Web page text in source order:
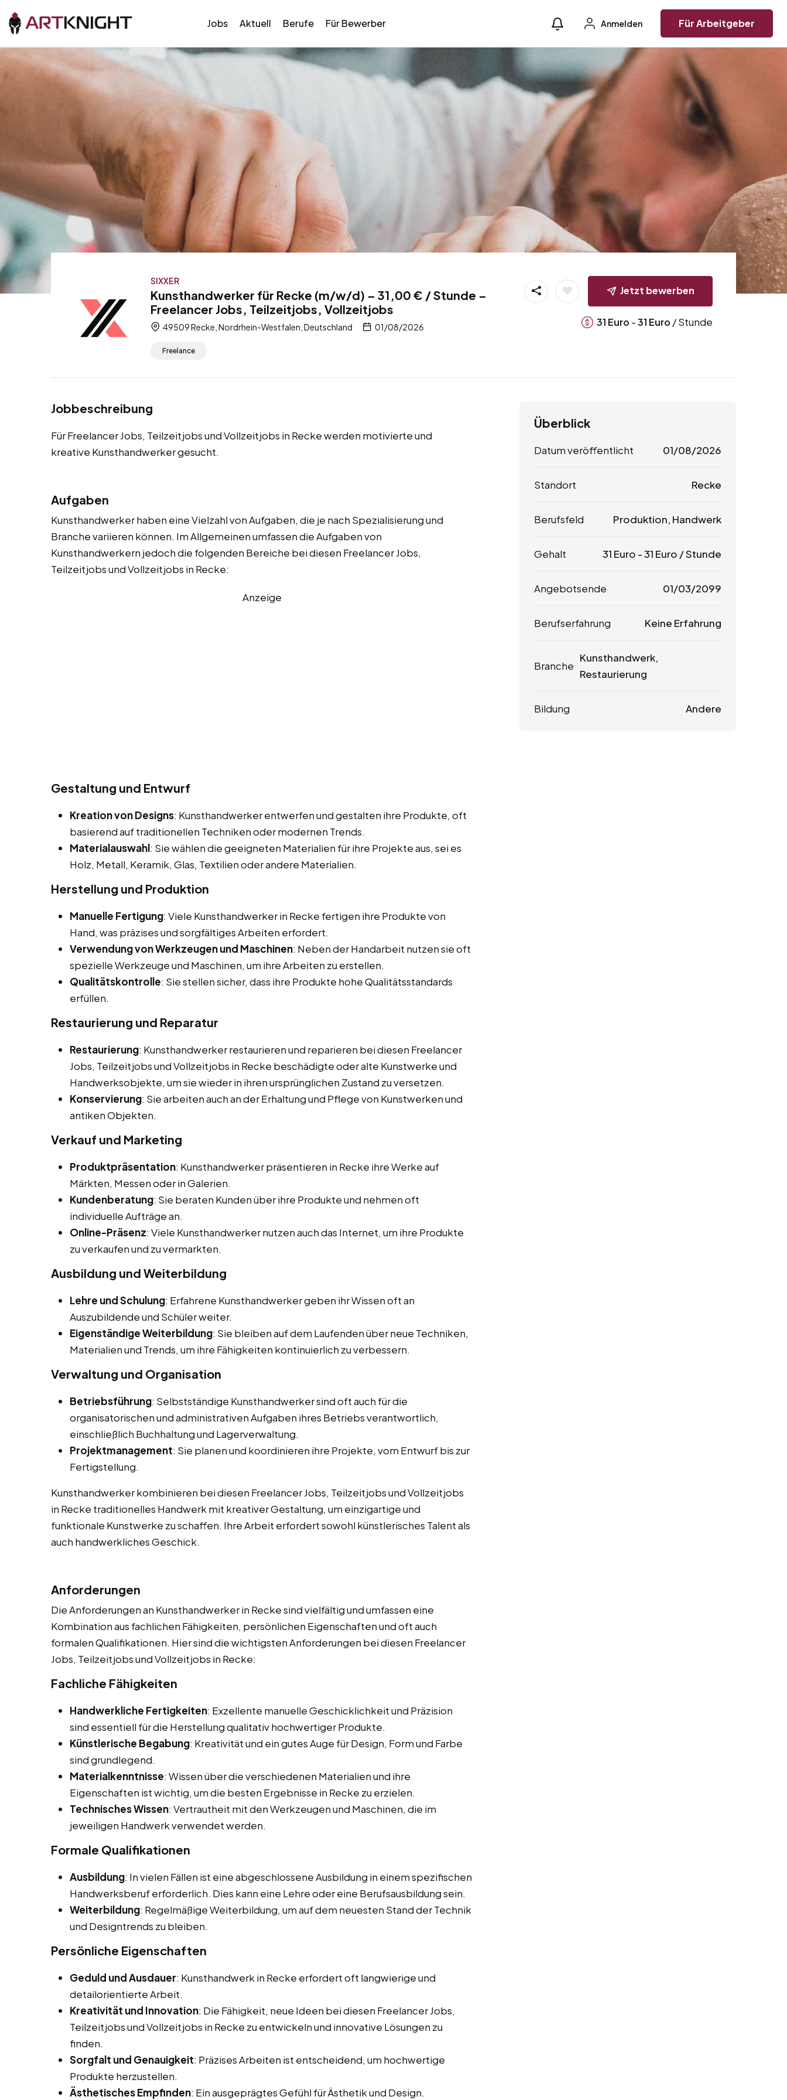
Jobs Aktuell Berufe Für Bewerber Anmelden Für Arbeitgeber
SIXXER
Kunsthandwerker für Recke (m/w/d) – 31,00 € / Stunde –
Freelancer Jobs, Teilzeitjobs, Vollzeitjobs
49509 Recke, Nordrhein-Westfalen, Deutschland 01/08/2026
Freelance
Jetzt bewerben
31 Euro -31 Euro / Stunde
Jobbeschreibung
Für Freelancer Jobs, Teilzeitjobs und Vollzeitjobs in Recke werden motivierte und
kreative Kunsthandwerker gesucht.
Aufgaben
Kunsthandwerker haben eine Vielzahl von Aufgaben, die je nach Spezialisierung und
Branche variieren können. Im Allgemeinen umfassen die Aufgaben von
Kunsthandwerkern jedoch die folgenden Bereiche bei diesen Freelancer Jobs,
Teilzeitjobs und Vollzeitjobs in Recke:
Anzeige
Gestaltung und Entwurf
Kreation von Designs: Kunsthandwerker entwerfen und gestalten ihre Produkte, oft
basierend auf traditionellen Techniken oder modernen Trends.
Materialauswahl: Sie wählen die geeigneten Materialien für ihre Projekte aus, sei es
Holz, Metall, Keramik, Glas, Textilien oder andere Materialien.
Herstellung und Produktion
Manuelle Fertigung: Viele Kunsthandwerker in Recke fertigen ihre Produkte von
Hand, was präzises und sorgfältiges Arbeiten erfordert.
Verwendung von Werkzeugen und Maschinen: Neben der Handarbeit nutzen sie oft
spezielle Werkzeuge und Maschinen, um ihre Arbeiten zu erstellen.
Qualitätskontrolle: Sie stellen sicher, dass ihre Produkte hohe Qualitätsstandards
erfüllen.
Restaurierung und Reparatur
Restaurierung: Kunsthandwerker restaurieren und reparieren bei diesen Freelancer
Jobs, Teilzeitjobs und Vollzeitjobs in Recke beschädigte oder alte Kunstwerke und
Handwerksobjekte, um sie wieder in ihren ursprünglichen Zustand zu versetzen.
Konservierung: Sie arbeiten auch an der Erhaltung und Pflege von Kunstwerken und
antiken Objekten.
Verkauf und Marketing
Produktpräsentation: Kunsthandwerker präsentieren in Recke ihre Werke auf
Märkten, Messen oder in Galerien.
Kundenberatung: Sie beraten Kunden über ihre Produkte und nehmen oft
individuelle Aufträge an.
Online-Präsenz: Viele Kunsthandwerker nutzen auch das Internet, um ihre Produkte
zu verkaufen und zu vermarkten.
Ausbildung und Weiterbildung
Lehre und Schulung: Erfahrene Kunsthandwerker geben ihr Wissen oft an
Auszubildende und Schüler weiter.
Eigenständige Weiterbildung: Sie bleiben auf dem Laufenden über neue Techniken,
Materialien und Trends, um ihre Fähigkeiten kontinuierlich zu verbessern.
Verwaltung und Organisation
Betriebsführung: Selbstständige Kunsthandwerker sind oft auch für die
organisatorischen und administrativen Aufgaben ihres Betriebs verantwortlich,
einschließlich Buchhaltung und Lagerverwaltung.
Projektmanagement: Sie planen und koordinieren ihre Projekte, vom Entwurf bis zur
Fertigstellung.
Kunsthandwerker kombinieren bei diesen Freelancer Jobs, Teilzeitjobs und Vollzeitjobs
in Recke traditionelles Handwerk mit kreativer Gestaltung, um einzigartige und
funktionale Kunstwerke zu schaffen. Ihre Arbeit erfordert sowohl künstlerisches Talent als
auch handwerkliches Geschick.
Anforderungen
Die Anforderungen an Kunsthandwerker in Recke sind vielfältig und umfassen eine
Kombination aus fachlichen Fähigkeiten, persönlichen Eigenschaften und oft auch
formalen Qualifikationen. Hier sind die wichtigsten Anforderungen bei diesen Freelancer
Jobs, Teilzeitjobs und Vollzeitjobs in Recke:
Fachliche Fähigkeiten
Handwerkliche Fertigkeiten: Exzellente manuelle Geschicklichkeit und Präzision
sind essentiell für die Herstellung qualitativ hochwertiger Produkte.
Künstlerische Begabung: Kreativität und ein gutes Auge für Design, Form und Farbe
sind grundlegend.
Materialkenntnisse: Wissen über die verschiedenen Materialien und ihre
Eigenschaften ist wichtig, um die besten Ergebnisse in Recke zu erzielen.
Technisches Wissen: Vertrautheit mit den Werkzeugen und Maschinen, die im
jeweiligen Handwerk verwendet werden.
Formale Qualifikationen
Ausbildung: In vielen Fällen ist eine abgeschlossene Ausbildung in einem spezifischen
Handwerksberuf erforderlich. Dies kann eine Lehre oder eine Berufsausbildung sein.
Weiterbildung: Regelmäßige Weiterbildung, um auf dem neuesten Stand der Technik
und Designtrends zu bleiben.
Persönliche Eigenschaften
Geduld und Ausdauer: Kunsthandwerk in Recke erfordert oft langwierige und
detailorientierte Arbeit.
Kreativität und Innovation: Die Fähigkeit, neue Ideen bei diesen Freelancer Jobs,
Teilzeitjobs und Vollzeitjobs in Recke zu entwickeln und innovative Lösungen zu
finden.
Sorgfalt und Genauigkeit: Präzises Arbeiten ist entscheidend, um hochwertige
Produkte herzustellen.
Ästhetisches Empfinden: Ein ausgeprägtes Gefühl für Ästhetik und Design.
Überblick
Datum veröffentlicht 01/08/2026
Standort Recke
Berufsfeld Produktion, Handwerk
Gehalt 31 Euro -31 Euro / Stunde
Angebotsende 01/03/2099
Berufserfahrung Keine Erfahrung
Branche
Kunsthandwerk,
Restaurierung
Bildung Andere